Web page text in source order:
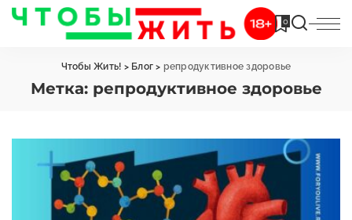
0
Чтобы Жить! > Блог > репродуктивное здоровье
Метка: репродуктивное здоровье